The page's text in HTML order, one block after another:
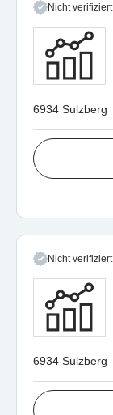
Nicht verifiziert
6934 Sulzberg
Nicht verifiziert
6934 Sulzberg